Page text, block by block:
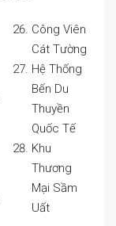
Công Viên
Cát Tường
Hệ Thống
Bến Du
Thuyền
Quốc Tế
Khu
Thương
Mại Sầm
Uất